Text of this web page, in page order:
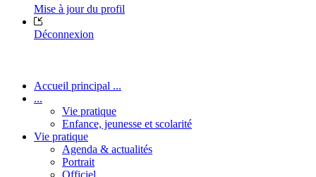
Mise à jour du profil
Déconnexion
Accueil principal ...
...
Vie pratique
Enfance, jeunesse et scolarité
Vie pratique
Agenda & actualités
Portrait
Officiel